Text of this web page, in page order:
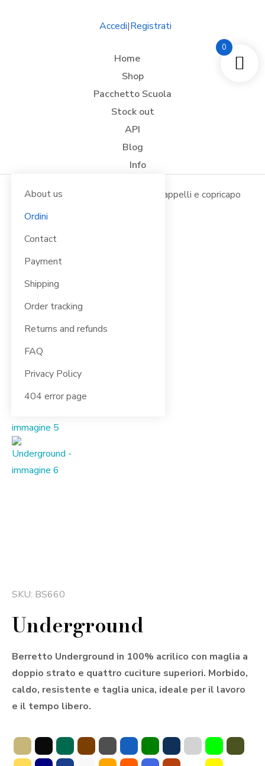
Accedi|Registrati
Home
Shop
Pacchetto Scuola
Stock out
API
Blog
Info
About us
Ordini
Contact
Payment
Shipping
Order tracking
Returns and refunds
FAQ
Privacy Policy
404 error page
Tu sei qui:
Home Abbigliamento Vario
Cappelli e copricapo
Underground
SKU: BS660
Underground
Berretto Underground in 100% acrilico con maglia a
doppio strato e quattro cuciture superiori. Morbido,
caldo, resistente e taglia unica, ideale per il lavoro
e il tempo libero.
0